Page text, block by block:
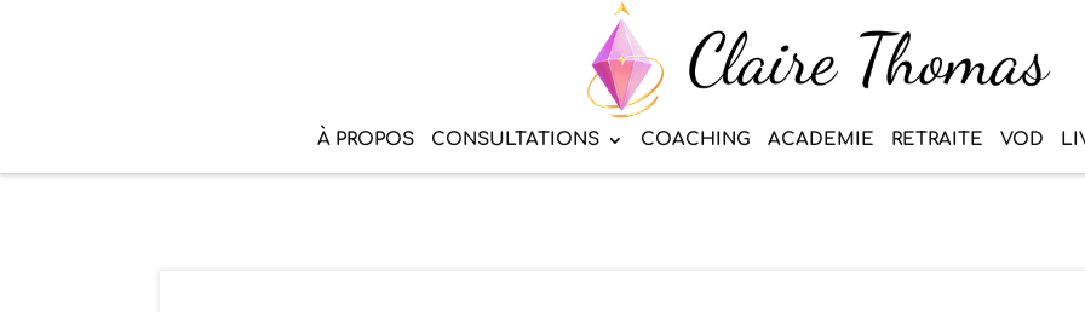
À PROPOS CONSULTATIONS COACHING ACADEMIE RETRAITE VOD